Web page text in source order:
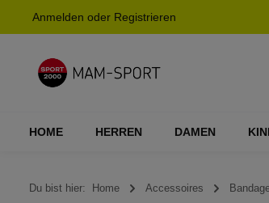
Zur Hauptnavigation springen
Anmelden oder Registrieren
HOME HERREN DAMEN
Du bist hier: Home Accessoires